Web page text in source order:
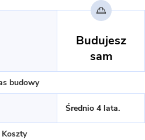
z
Budujesz
sam
budowy
Średnio 4 lata.
Koszty